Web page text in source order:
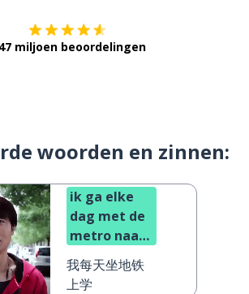
miljoen beoordelingen
woorden en zinnen:
ik ga elke
dag met de
metro naar
school
我每天坐地铁
上学